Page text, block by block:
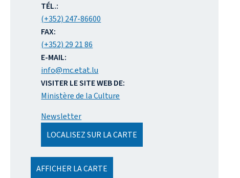
TÉL.:
(+352) 247-86600
FAX:
(+352) 29 21 86
E-MAIL:
info@mc.etat.lu
VISITER LE SITE WEB DE:
Ministère de la Culture
Newsletter
LOCALISEZ SUR LA CARTE
AFFICHER LA CARTE